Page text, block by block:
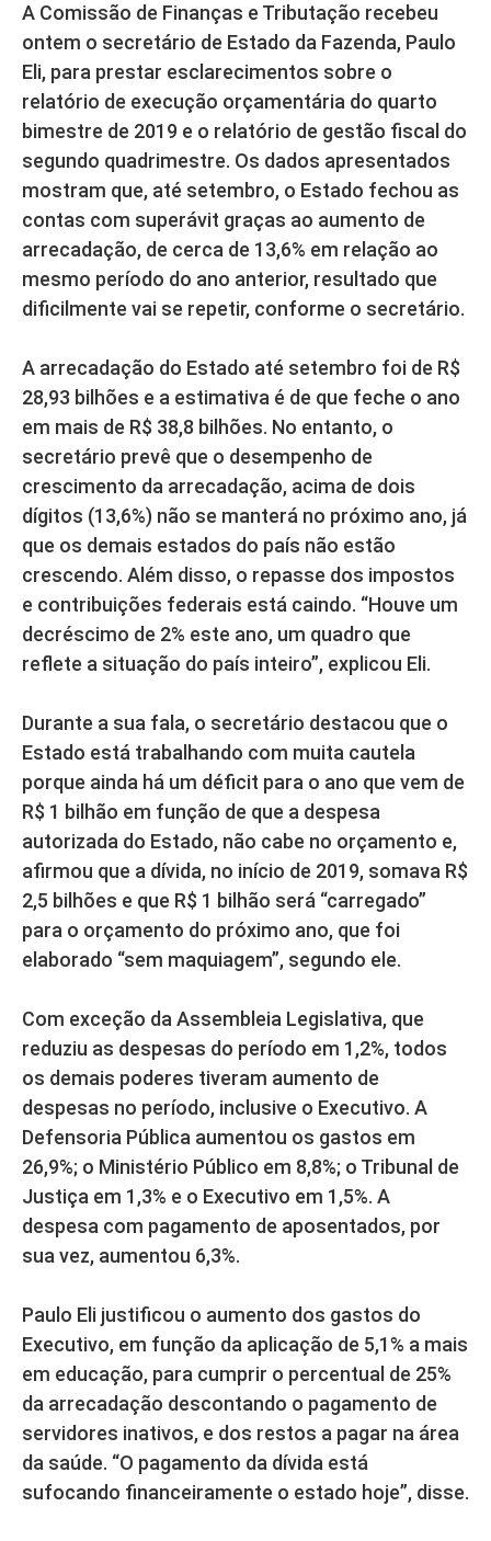
A Comissão de Finanças e Tributação recebeu
ontem o secretário de Estado da Fazenda, Paulo
Eli, para prestar esclarecimentos sobre o
relatório de execução orçamentária do quarto
bimestre de 2019 e o relatório de gestão fiscal do
segundo quadrimestre. Os dados apresentados
mostram que, até setembro, o Estado fechou as
contas com superávit graças ao aumento de
arrecadação, de cerca de 13,6% em relação ao
mesmo período do ano anterior, resultado que
dificilmente vai se repetir, conforme o secretário.
A arrecadação do Estado até setembro foi de R$
28,93 bilhões e a estimativa é de que feche o ano
em mais de R$ 38,8 bilhões. No entanto, o
secretário prevê que o desempenho de
crescimento da arrecadação, acima de dois
dígitos (13,6%) não se manterá no próximo ano, já
que os demais estados do país não estão
crescendo. Além disso, o repasse dos impostos
e contribuições federais está caindo. “Houve um
decréscimo de 2% este ano, um quadro que
reflete a situação do país inteiro”, explicou Eli.
Durante a sua fala, o secretário destacou que o
Estado está trabalhando com muita cautela
porque ainda há um déficit para o ano que vem de
R$ 1 bilhão em função de que a despesa
autorizada do Estado, não cabe no orçamento e,
afirmou que a dívida, no início de 2019, somava R$
2,5 bilhões e que R$ 1 bilhão será “carregado”
para o orçamento do próximo ano, que foi
elaborado “sem maquiagem”, segundo ele.
Com exceção da Assembleia Legislativa, que
reduziu as despesas do período em 1,2%, todos
os demais poderes tiveram aumento de
despesas no período, inclusive o Executivo. A
Defensoria Pública aumentou os gastos em
26,9%; o Ministério Público em 8,8%; o Tribunal de
Justiça em 1,3% e o Executivo em 1,5%. A
despesa com pagamento de aposentados, por
sua vez, aumentou 6,3%.
Paulo Eli justificou o aumento dos gastos do
Executivo, em função da aplicação de 5,1% a mais
em educação, para cumprir o percentual de 25%
da arrecadação descontando o pagamento de
servidores inativos, e dos restos a pagar na área
da saúde. “O pagamento da dívida está
sufocando financeiramente o estado hoje”, disse.